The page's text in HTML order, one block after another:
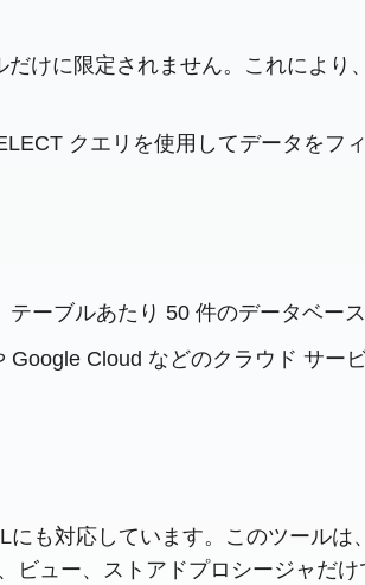
だけに限定されません。これにより
クエリを使用してデータをフ
ーブルあたり 50 件のデータベー
Google Cloud などのクラウド サー
も対応しています。このツールは
ュー、ストアドプロシージャだ